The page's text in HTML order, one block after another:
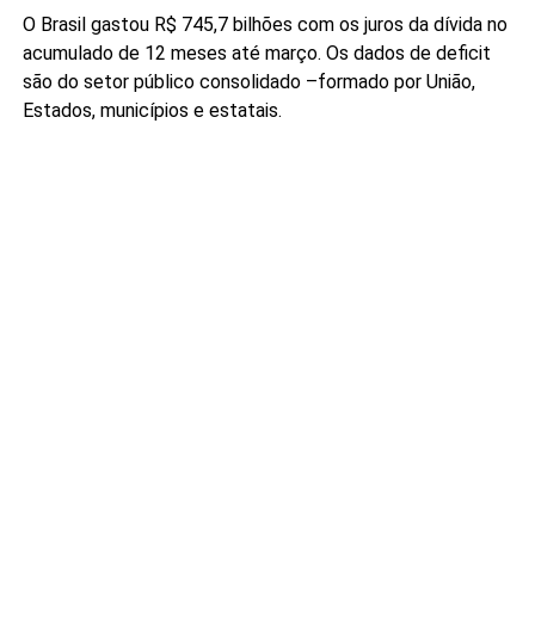
O Brasil gastou R$ 745,7 bilhões com os juros da dívida no
acumulado de 12 meses até março. Os dados de deficit
são do setor público consolidado –formado por União,
Estados, municípios e estatais.